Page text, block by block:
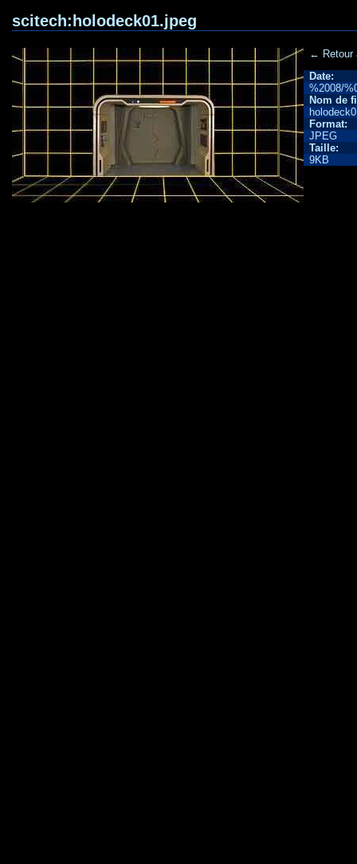
scitech:holodeck01.jpeg
← Retour
Date:
%2008/
Nom de
Format:
JPEG
Taille:
9KB